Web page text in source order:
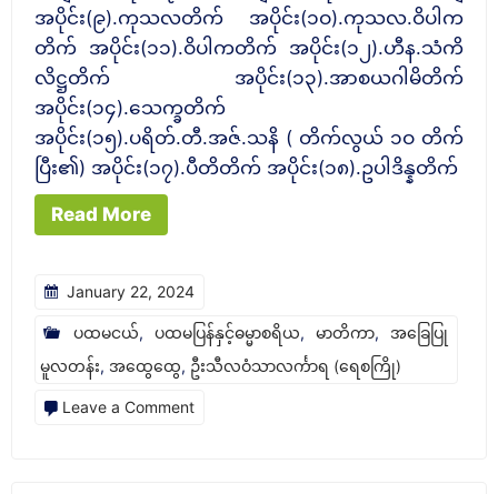
တု
က
ပါဠိ
တော်
အပိုင်း(၉).ကုသလတိက် အပိုင်း(၁ဝ).ကုသလ.ဝိပါက
တိက် အပိုင်း(၁၁).ဝိပါကတိက် အပိုင်း(၁၂).ဟီန.သံကိ
လိဋ္ဌတိက် အပိုင်း(၁၃).အာစယဂါမိတိက်
အပိုင်း(၁၄).သေက္ခတိက်
အပိုင်း(၁၅).ပရိတ်.တီ.အဇ်.သနိ ( တိက်လွယ် ၁ဝ တိက်
ပြီး၏) အပိုင်း(၁၇).ပီတိတိက် အပိုင်း(၁၈).ဥပါဒိန္နတိက်
Read More
January 22, 2024
ပထမငယ်, ပထမပြန်နှင့်ဓမ္မာစရိယ, မာတိကာ, အခြေပြု
မူလတန်း, အထွေထွေ, ဦးသီလဝံသာလင်္ကာရ (ရေစကြို)
Leave a Commenton